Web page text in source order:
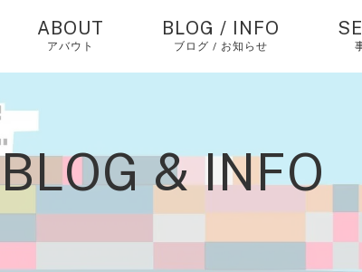
ABOUT
アバウト
BLOG / INFO
ブログ / お知らせ
BLOG & INFO